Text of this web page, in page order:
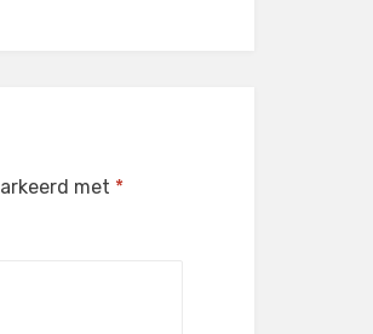
met *